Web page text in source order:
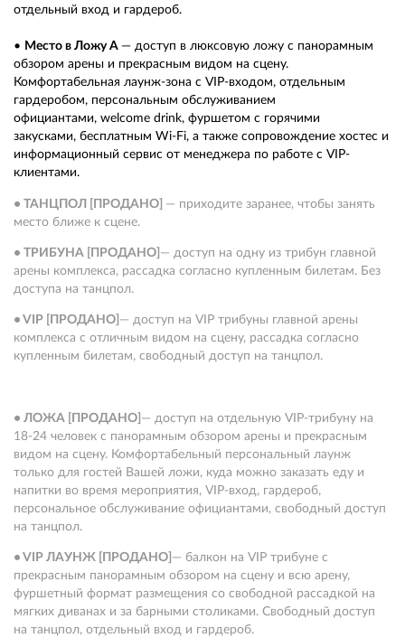
отдельный вход и гардероб.
• Место в Ложу А — доступ в люксовую ложу с панорамным
обзором арены и прекрасным видом на сцену.
Комфортабельная лаунж-зона с VIP-входом, отдельным
гардеробом, персональным обслуживанием
официантами, welcome drink, фуршетом с горячими
закусками, бесплатным Wi-Fi, а также сопровождение хостес и
информационный сервис от менеджера по работе с VIP-
клиентами.
• ТАНЦПОЛ [ПРОДАНО] — приходите заранее, чтобы занять
место ближе к сцене.
• ТРИБУНА [ПРОДАНО] — доступ на одну из трибун главной
арены комплекса, рассадка согласно купленным билетам. Без
доступа на танцпол.
•VIP [ПРОДАНО] — доступ на VIP трибуны главной арены
комплекса с отличным видом на сцену, рассадка согласно
купленным билетам, свободный доступ на танцпол.
• ЛОЖА [ПРОДАНО] — доступ на отдельную VIP-трибуну на
18-24 человек с панорамным обзором арены и прекрасным
видом на сцену. Комфортабельный персональный лаунж
только для гостей Вашей ложи, куда можно заказать еду и
напитки во время мероприятия, VIP-вход, гардероб,
персональное обслуживание официантами, свободный доступ
на танцпол.
• VIP ЛАУНЖ [ПРОДАНО] — балкон на VIP трибуне с
прекрасным панорамным обзором на сцену и всю арену,
фуршетный формат размещения со свободной рассадкой на
мягких диванах и за барными столиками. Свободный доступ
на танцпол, отдельный вход и гардероб.